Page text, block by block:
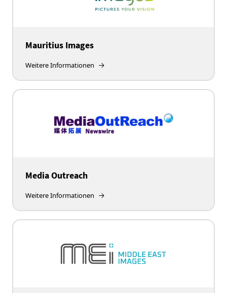
Mauritius Images
Weitere Informationen
Media Outreach
Weitere Informationen